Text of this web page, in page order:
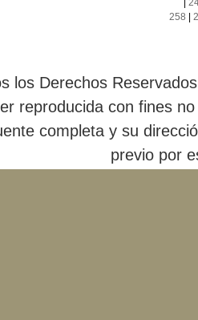
258
los Derechos
reproducida con fines
completa y su
previo por